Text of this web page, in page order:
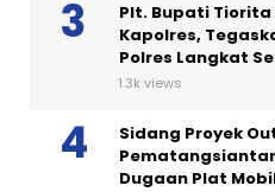
Plt. Bupati
Kapolres,
Polres Langkat
1.3k views
Sidang Proyek
Dugaan Plat